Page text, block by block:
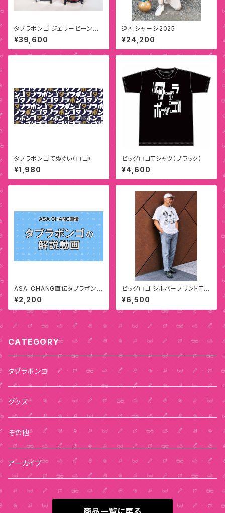
タブラボンゴ ジェリービーンズ
（プレミアムモデル）
¥39,600
巡礼ジャージ2025
¥24,200
タブラボンゴてぬぐい（ロゴ）
¥1,980
ビッグロゴTシャツ（ブラック）
¥4,600
ASA-CHANG直伝タブラボンゴ
の解説動画
¥2,200
ビッグロゴ シルバープリントTシ
ャツ（ホワイト）
¥6,500
CATEGORY
タブラボンゴ
グッズ
その他
アーカイブ